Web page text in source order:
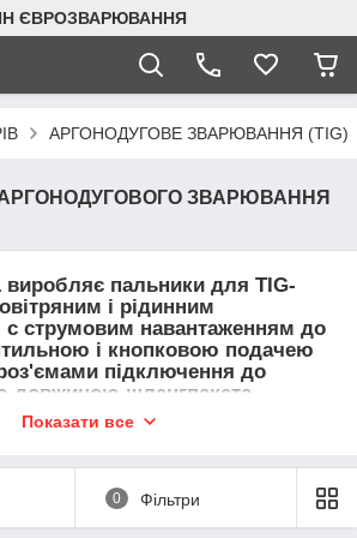
ЄВРОЗВАРЮВАННЯ
АРГОНОДУГОВЕ ЗВАРЮВАННЯ (TIG)
ЗВАРЮВАННЯ
виробляє пальники для TIG-
і рідинним
струмовим навантаженням до
і кнопковою подачею
роз'ємами підключення до
довжиною шлангпакета
рукоятка
пальника
рідинного охолодження
Показати все
0 Фільтри